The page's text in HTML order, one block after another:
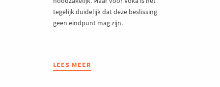
tegelijk duidelijk dat deze beslissing
geen eindpunt mag zijn.
LEES MEER
ABOUT